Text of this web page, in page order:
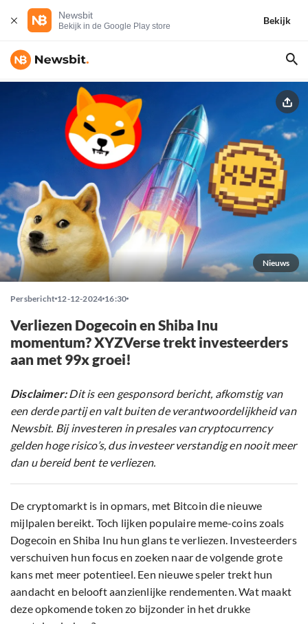
Newsbit
Bekijk in de Google Play store
Bekijk
Nieuws
Persbericht 12-12-2024 16:30
Verliezen Dogecoin en Shiba Inu
momentum? XYZVerse trekt investeerders
aan met 99x groei!
Disclaimer:Dit is een gesponsord bericht, afkomstig van
een derde partij en valt buiten de verantwoordelijkheid van
Newsbit. Bij investeren in presales van cryptocurrency
gelden hoge risico’s, dus investeer verstandig en nooit meer
dan u bereid bent te verliezen.
De cryptomarkt is in opmars, met Bitcoin die nieuwe
mijlpalen bereikt. Toch lijken populaire meme-coins zoals
Dogecoin en Shiba Inu hun glans te verliezen. Investeerders
verschuiven hun focus en zoeken naar de volgende grote
kans met meer potentieel. Een nieuwe speler trekt hun
aandacht en belooft aanzienlijke rendementen. Wat maakt
deze opkomende token zo bijzonder in het drukke